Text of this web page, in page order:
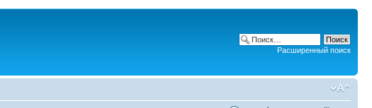
Расширенный поиск